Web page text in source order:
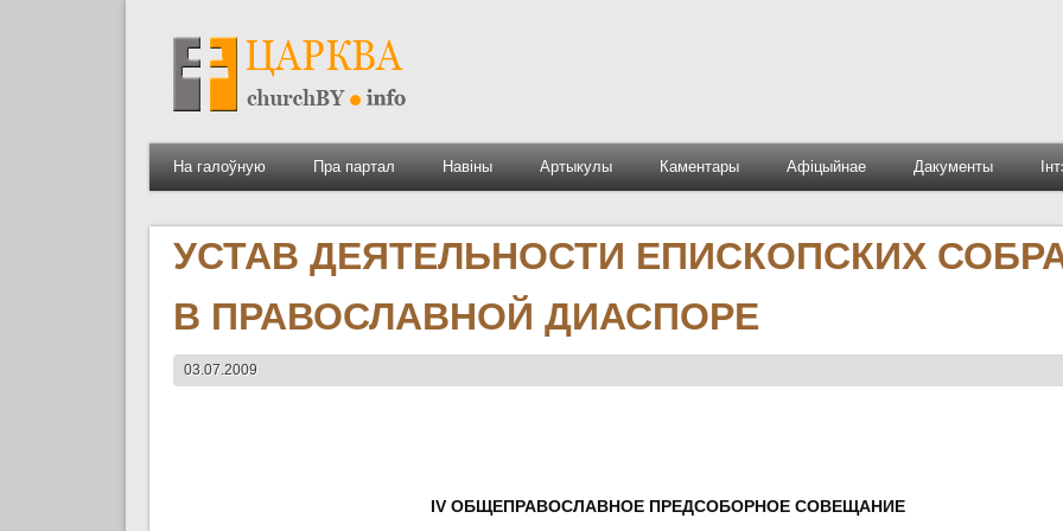
На галоўную Пра партал Навіны Артыкулы Каментары Афіцыйнае Дакументы
УСТАВ ДЕЯТЕЛЬНОСТИ ЕПИСКОПСКИХ
В ПРАВОСЛАВНОЙ ДИАСПОРЕ
03.07.2009
IV ОБЩЕПРАВОСЛАВНОЕ ПРЕДСОБОРНОЕ СОВЕЩАНИЕ